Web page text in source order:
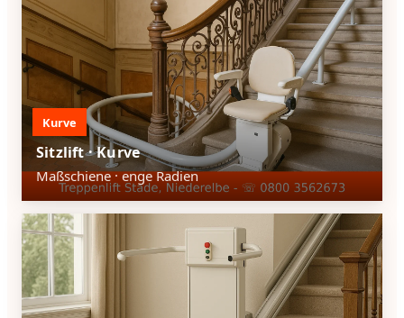
Kurve
Sitzlift · Kurve
Maßschiene · enge Radien